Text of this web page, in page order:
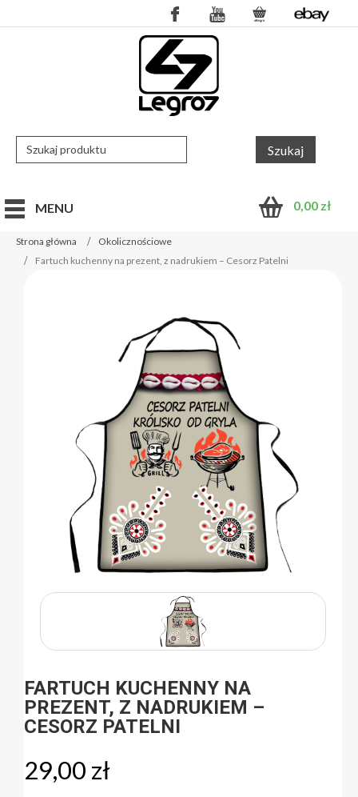
0,00 zł
MENU
Strona główna
Okolicznościowe
Fartuch kuchenny na prezent, z nadrukiem – Cesorz Patelni
FARTUCH KUCHENNY NA
PREZENT, Z NADRUKIEM –
CESORZ PATELNI
29,00 zł